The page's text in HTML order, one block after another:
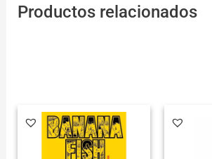
Productos relacionados